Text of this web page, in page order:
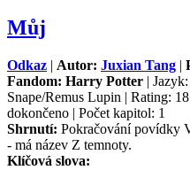
Můj
Odkaz | Autor: Juxian Tang |
Fandom: Harry Potter |
Snape/Remus Lupin | Rating:
dokončeno | Počet kapitol: 1
Shrnutí: Pokračování povídky
- má název Z temnoty.
Klíčová slova: